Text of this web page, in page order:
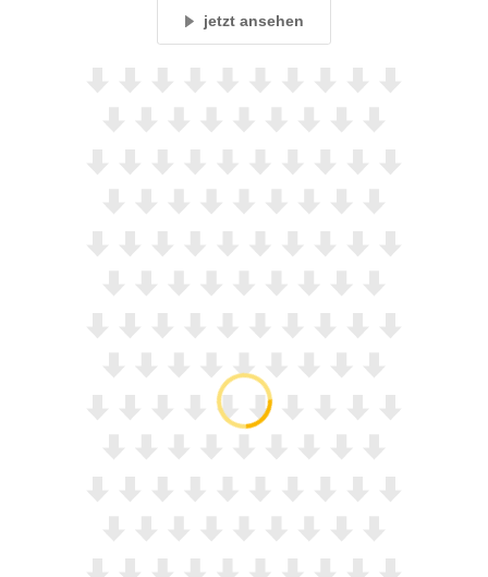
jetzt ansehen